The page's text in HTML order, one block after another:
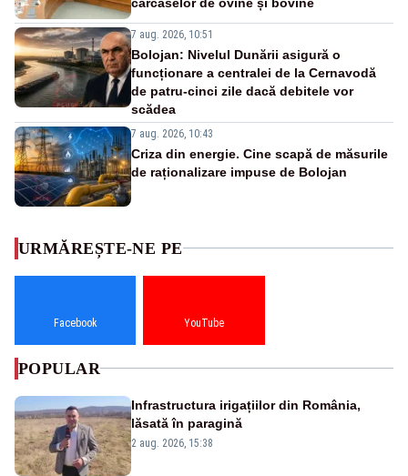
7 aug. 2026, 10:51
Bolojan: Nivelul Dunării asigură o
funcționare a centralei de la Cernavodă
de patru-cinci zile dacă debitele vor
scădea
7 aug. 2026, 10:43
Criza din energie. Cine scapă de măsurile
de raționalizare impuse de Bolojan
URMĂREȘTE-NE PE
Facebook YouTube
POPULAR
Infrastructura irigațiilor din România,
lăsată în paragină
2 aug. 2026, 15:38